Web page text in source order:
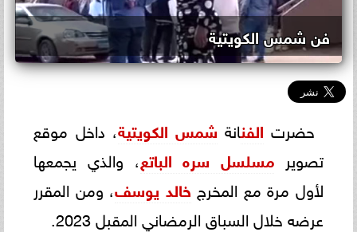
فن شمس الكويتية
حضرت الفنانة شمس الكويتية، داخل موقع
تصوير مسلسل سره الباتع، والذي يجمعها
لأول مرة مع المخرج خالد يوسف، ومن المقرر
عرضه خلال السباق الرمضاني المقبل 2023.